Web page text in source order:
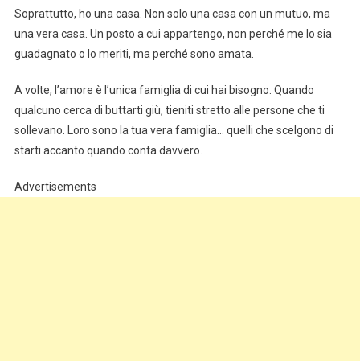
Soprattutto, ho una casa. Non solo una casa con un mutuo, ma
una vera casa. Un posto a cui appartengo, non perché me lo sia
guadagnato o lo meriti, ma perché sono amata.
A volte, l’amore è l’unica famiglia di cui hai bisogno. Quando
qualcuno cerca di buttarti giù, tieniti stretto alle persone che ti
sollevano. Loro sono la tua vera famiglia… quelli che scelgono di
starti accanto quando conta davvero.
Advertisements